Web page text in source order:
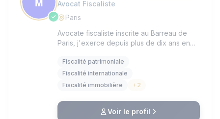
Avocat Fiscaliste
Paris
Avocate fiscaliste inscrite au Barreau de
Paris, j'exerce depuis plus de dix ans en
internationale. Après avoir débuté ma
carrière en 2015 au sein du cabinet PwC
Avocats, j'ai rejoint KPMG Avocats en 2023,
pratique patrimoniale du département de
fiscalité internationale. Depuis début 2026,
Fiscalité patrimoniale
Fiscalité internationale
Fiscalité immobilière
+2
Voir le profil